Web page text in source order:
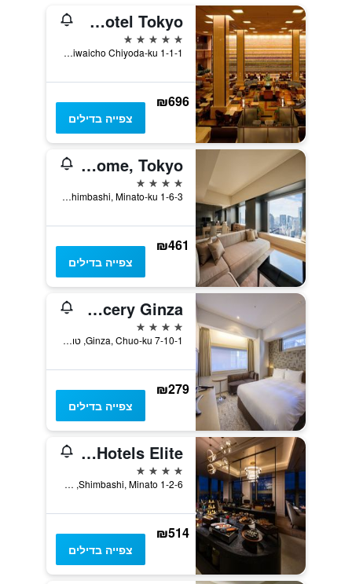
Imperial Hotel Tokyo
5 כוכבים
1-1-1 Uchisaiwaicho Chiyoda-ku, טוקיו, יפן
₪696
צפייה בדילים
Royal Park Hotel The Shiodome, Tokyo
4 כוכבים
1-6-3 Higashi-Shimbashi, Minato-ku, טוקיו, יפן
₪461
צפייה בדילים
Hotel Gracery Ginza
4 כוכבים
7-10-1 Ginza, Chuo-ku, טוקיו, יפן
₪279
צפייה בדילים
Dai-ichi Hotel Tokyo, WorldHotels Elite
4 כוכבים
1-2-6 Shimbashi, Minato, טוקיו, יפן
₪514
צפייה בדילים